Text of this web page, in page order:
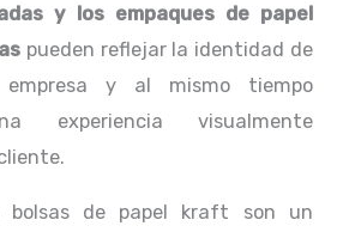
y los empaques de papel
pueden reflejar la identidad de
y al mismo tiempo
experiencia visualmente
bolsas de papel kraft son un